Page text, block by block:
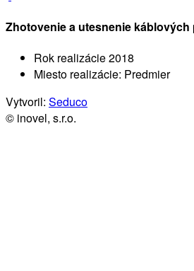
Zhotovenie a utesnenie
Rok realizácie2018
Miesto realizácie: Predmier
Vytvoril: Seduco
© inovel, s.r.o.